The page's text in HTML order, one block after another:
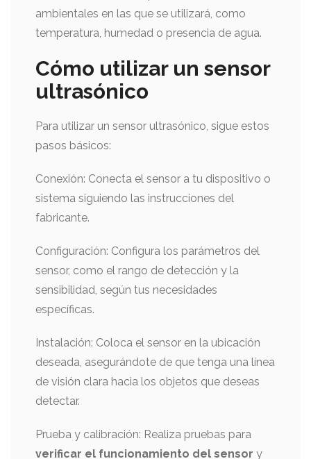
ambientales en las que se utilizará, como
temperatura, humedad o presencia de agua.
Cómo utilizar un sensor
ultrasónico
Para utilizar un sensor ultrasónico, sigue estos
pasos básicos:
Conexión: Conecta el sensor a tu dispositivo o
sistema siguiendo las instrucciones del
fabricante.
Configuración: Configura los parámetros del
sensor, como el rango de detección y la
sensibilidad, según tus necesidades
específicas.
Instalación: Coloca el sensor en la ubicación
deseada, asegurándote de que tenga una línea
de visión clara hacia los objetos que deseas
detectar.
Prueba y calibración: Realiza pruebas para
verificar el funcionamiento del sensor y